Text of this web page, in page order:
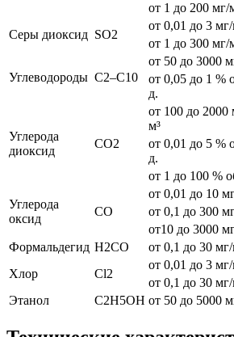
от 1 до 200 мг/
Серы диоксид SO2
от 0,01 до 3 мг/
от 1 до 300 мг/
Углеводороды С2–С10
от 50 до 3000
от 0,05 до 1 %
д.
Углерода
диоксид
СО2
от 100 до 2000
м³
от 0,01 до 5 %
д.
от 1 до 100 %
Углерода
оксид
СО
от 0,01 до 10
от 0,1 до 300
от10 до 3000
Формальдегид H2CO от 0,1 до 30 мг/
Хлор
Cl2
от 0,01 до 3 мг/
от 0,1 до 30 мг/
Этанол
C2H5OH от 50 до 5000